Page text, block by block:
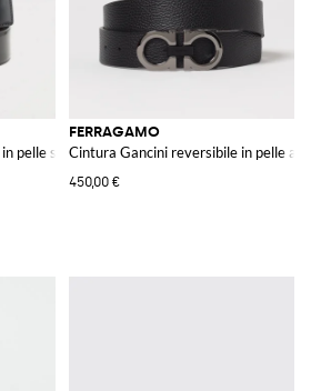
pelle spazzolata
FERRAGAMO
Cintura Gancini reversibile in pelle a
450,00 €